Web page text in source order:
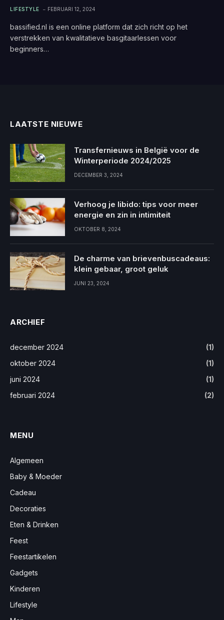
LIFESTYLE FEBRUARI 12, 2024
bassified.nl is een online platform dat zich richt op het
verstrekken van kwalitatieve basgitaarlessen voor
beginners…
LAATSTE NIEUWE
Transfernieuws in België voor de
Winterperiode 2024/2025
DECEMBER 3, 2024
Verhoog je libido: tips voor meer
energie en zin in intimiteit
OKTOBER 8, 2024
De charme van brievenbuscadeaus:
klein gebaar, groot geluk
JUNI 23, 2024
ARCHIEF
december 2024
(1)
oktober 2024
(1)
juni 2024
(1)
februari 2024
(2)
MENU
Algemeen
Baby & Moeder
Cadeau
Decoraties
Eten & Drinken
Feest
Feestartikelen
Gadgets
Kinderen
Lifestyle